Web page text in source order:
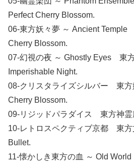
Perfect Cherry Blossom.
06-東方妖々夢 ～ Ancient
Cherry Blossom.
07-幻視の夜 ～ Ghostly Eyes 東
Imperishable Night.
08-クリスタライズシルバー 東方
Cherry Blossom.
09-リジッドパラダイス 東方神霊
10-レトロスペクティブ京都 東方
Bullet.
11-懐かしき東方の血 ～ Old